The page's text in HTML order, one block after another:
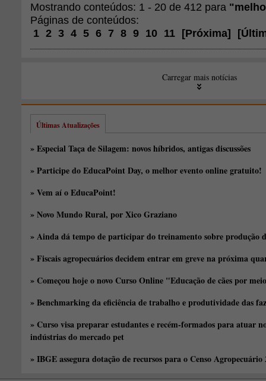
Mostrando conteúdos: 1 - 20 de 412 para
Páginas de conteúdos:
1 2 3 4 5 6 7 8 9 10 11 [Próxima] [
Carregar mais notícias
Últimas Atualizações
» Especial Taça de Silagem: novos híbridos, antigas discussões
» Participe do EducaPoint Day, o melhor evento online gratuito!
» Vem aí o EducaPoint!
» Novo Mundo Rural, por Xico Graziano
» Ainda dá tempo de participar do treinamento sobre produção
» Fiscais agropecuários decidem entrar em greve na próxima
» Começou hoje o novo Curso Online "Educação de cães por
» Benchmarking da eficiência de trabalho e produtividade das
» Curso visa preparar estudantes e recém-formados para atuar
indústrias do mercado pet
» IBGE assegura dotação de recursos para o Censo Agropecuário